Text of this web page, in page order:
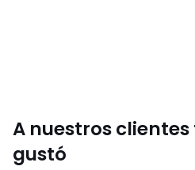
A nuestros
gustó